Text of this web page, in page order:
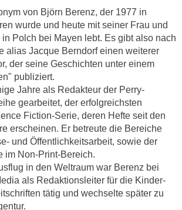
von Björn Berenz, der 1977 in
wurde und heute mit seiner Frau und
Polch bei Mayen lebt. Es gibt also nach
alias Jacque Berndorf einen weiterer
der seine Geschichten unter einem
publiziert.
Jahre als Redakteur der Perry-
gearbeitet, der erfolgreichsten
Fiction-Serie, deren Hefte seit den
erscheinen. Er betreute die Bereiche
und Öffentlichkeitsarbeit, sowie der
im Non-Print-Bereich.
in den Weltraum war Berenz bei
als Redaktionsleiter für die Kinder-
tätig und wechselte später zu